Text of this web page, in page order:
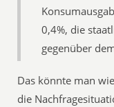
0,4%, die
gegenüber
Das könnte man
die